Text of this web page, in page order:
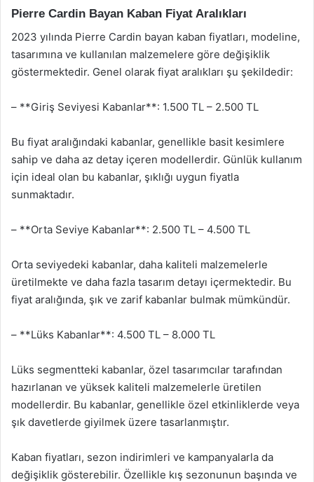
Pierre Cardin Bayan Kaban Fiyat Aralıkları
2023 yılında Pierre Cardin bayan kaban fiyatları, modeline,
tasarımına ve kullanılan malzemelere göre değişiklik
göstermektedir. Genel olarak fiyat aralıkları şu şekildedir:
– **Giriş Seviyesi Kabanlar**: 1.500 TL – 2.500 TL
Bu fiyat aralığındaki kabanlar, genellikle basit kesimlere
sahip ve daha az detay içeren modellerdir. Günlük kullanım
için ideal olan bu kabanlar, şıklığı uygun fiyatla
sunmaktadır.
– **Orta Seviye Kabanlar**: 2.500 TL – 4.500 TL
Orta seviyedeki kabanlar, daha kaliteli malzemelerle
üretilmekte ve daha fazla tasarım detayı içermektedir. Bu
fiyat aralığında, şık ve zarif kabanlar bulmak mümkündür.
– **Lüks Kabanlar**: 4.500 TL – 8.000 TL
Lüks segmentteki kabanlar, özel tasarımcılar tarafından
hazırlanan ve yüksek kaliteli malzemelerle üretilen
modellerdir. Bu kabanlar, genellikle özel etkinliklerde veya
şık davetlerde giyilmek üzere tasarlanmıştır.
Kaban fiyatları, sezon indirimleri ve kampanyalarla da
değişiklik gösterebilir. Özellikle kış sezonunun başında ve